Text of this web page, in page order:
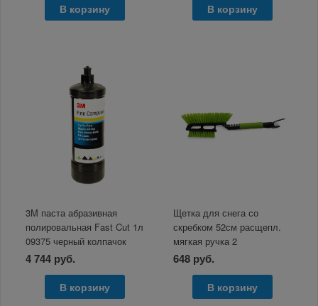
В корзину В корзину
3М паста абразивная
полировальная Fast Cut 1л
09375 черный колпачок
4 744 руб.
В корзину
Щетка для снега со
скребком 52см расщепл.
мягкая ручка 2
поверхности WB-6328 AVS
648 руб.
В корзину